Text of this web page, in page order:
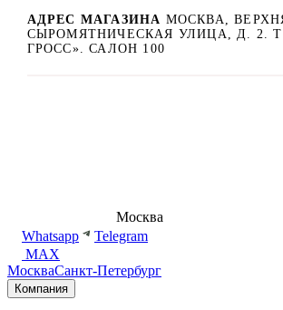
АДРЕС МАГАЗИНА МОСКВА,
СЫРОМЯТНИЧЕСКАЯ УЛИЦА, Д. 2.
ГРОСС». САЛОН 100
Москва
Whatsapp
Telegram
MAX
МоскваСанкт-Петербург
Компания